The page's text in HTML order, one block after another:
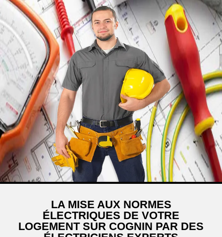
LA MISE AUX NORMES
ÉLECTRIQUES DE VOTRE
LOGEMENT SUR COGNIN PAR DES